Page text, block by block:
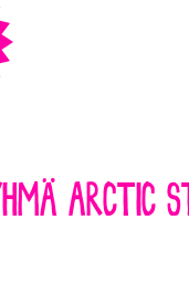
ARCTIC